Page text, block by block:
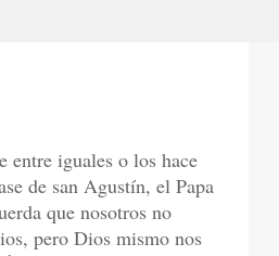
entre iguales o los hace
de san Agustín, el Papa
que nosotros no
pero Dios mismo nos